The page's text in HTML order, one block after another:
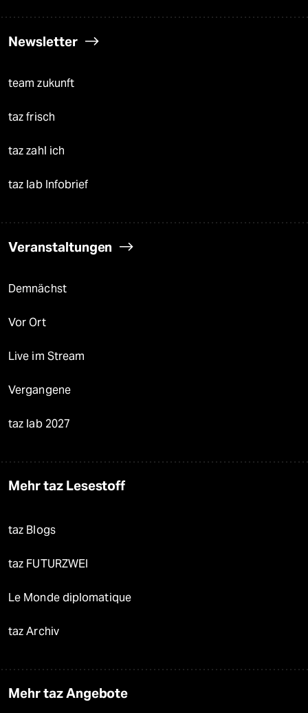
Newsletter
team zukunft
taz frisch
taz zahl ich
taz lab Infobrief
Veranstaltungen
Demnächst
Vor Ort
Live im Stream
Vergangene
taz lab 2027
Mehr taz Lesestoff
taz Blogs
taz FUTURZWEI
Le Monde diplomatique
taz Archiv
Mehr taz Angebote